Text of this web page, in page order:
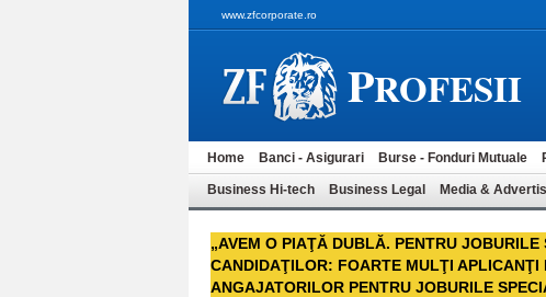
www.zfcorporate.ro
PROFESII
Home Banci - Asigurari Burse - Fonduri Mutuale
Business Hi-tech Business Legal Media &
„AVEM O PIAŢĂ DUBLĂ. PENTRU
CANDIDAŢILOR: FOARTE MULŢI APLICANŢI
ANGAJATORILOR PENTRU JOBURILE